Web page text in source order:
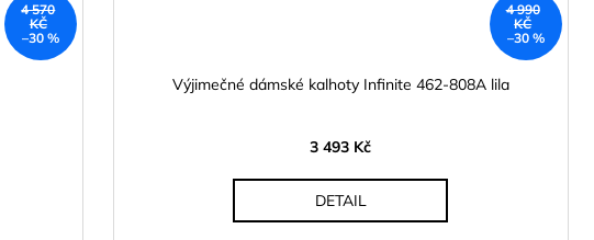
4 570
KČ
–30 %
4 990
KČ
–30 %
Výjimečné dámské kalhoty Infinite 462-808A lila
3 493 Kč
DETAIL